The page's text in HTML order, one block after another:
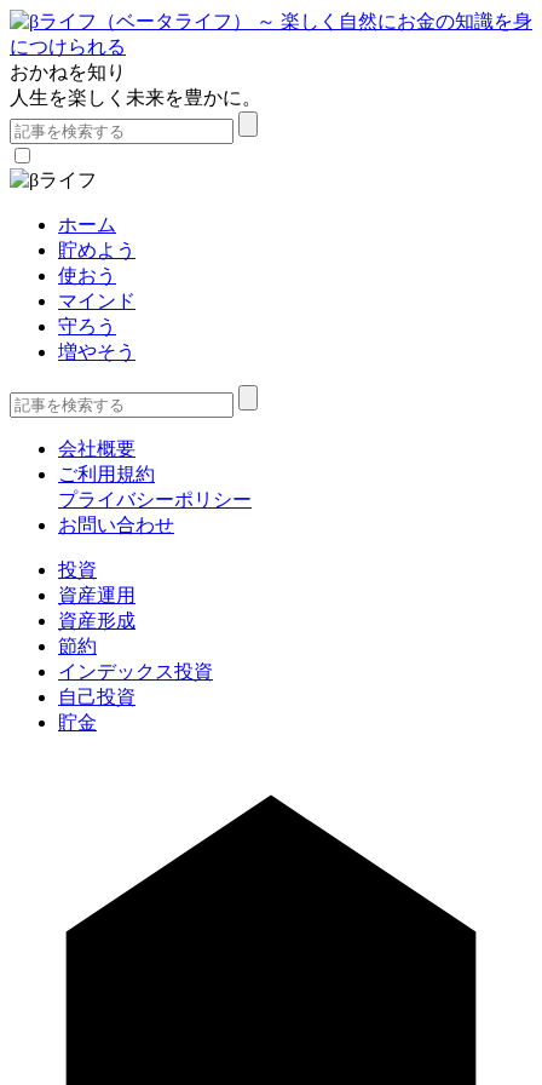
おかねを知り
人生を楽しく未来を豊かに。
ホーム
貯めよう
使おう
マインド
守ろう
増やそう
会社概要
ご利用規約
プライバシーポリシー
お問い合わせ
投資
資産運用
資産形成
節約
インデックス投資
自己投資
貯金